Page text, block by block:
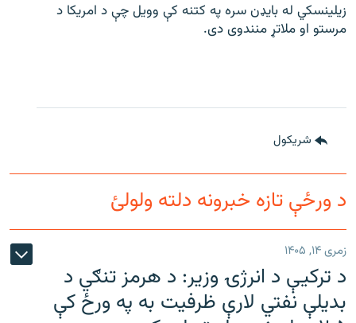
زیلینسکي له بایډن سره په کتنه کې وویل چې د امریکا د
مرستو او ملاتړ منندوی دی.
شريکول
د ورځې تازه خبرونه دلته ولولئ
زمری ۱۴, ۱۴۰۵
د ترکیې د انرژۍ وزیر: د هرمز تنګي د
بدیلې نفتي لارې ظرفیت به په ورځ کې